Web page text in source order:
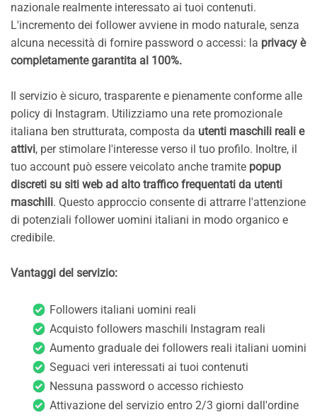
nazionale realmente interessato ai tuoi contenuti.
L'incremento dei follower avviene in modo naturale, senza
alcuna necessità di fornire password o accessi: la privacy è
completamente garantita al 100%.
Il servizio è sicuro, trasparente e pienamente conforme alle
policy di Instagram. Utilizziamo una rete promozionale
italiana ben strutturata, composta da utenti maschili reali e
attivi, per stimolare l'interesse verso il tuo profilo. Inoltre, il
tuo account può essere veicolato anche tramite popup
discreti su siti web ad alto traffico frequentati da utenti
maschili. Questo approccio consente di attrarre l'attenzione
di potenziali follower uomini italiani in modo organico e
credibile.
Vantaggi del servizio:
Followers italiani uomini reali
Acquisto followers maschili Instagram reali
Aumento graduale dei followers reali italiani uomini
Seguaci veri interessati ai tuoi contenuti
Nessuna password o accesso richiesto
Attivazione del servizio entro 2/3 giorni dall'ordine